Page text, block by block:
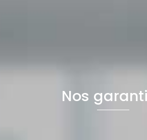
Nos